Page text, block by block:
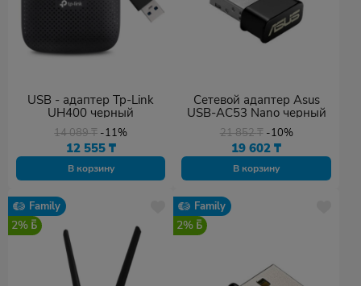
USB - адаптер Tp-Link
UH400 черный
14 089₸ -11%
12 555 ₸
В корзину
Сетевой адаптер Asus
USB-AC53 Nano черный
21 852₸ -10%
19 602₸
В корзину
Family
2%
Family
2%